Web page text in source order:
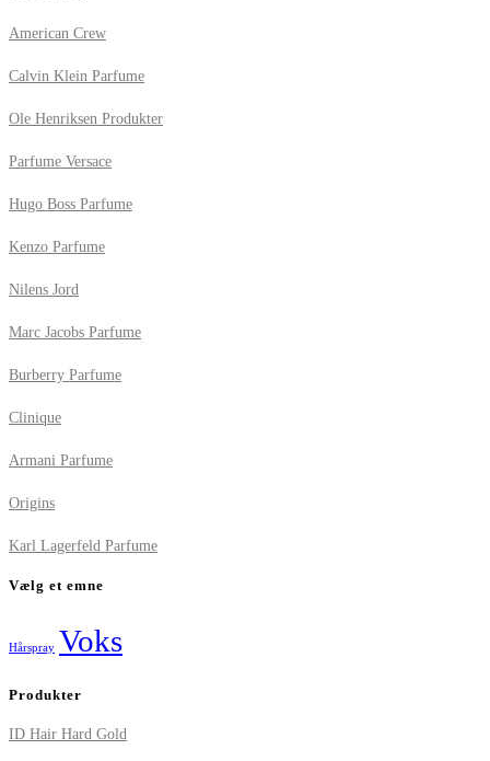
American Crew
Calvin Klein Parfume
Ole Henriksen Produkter
Parfume Versace
Hugo Boss Parfume
Kenzo Parfume
Nilens Jord
Marc Jacobs Parfume
Burberry Parfume
Clinique
Armani Parfume
Origins
Karl Lagerfeld Parfume
Vælg et emne
Hårspray Voks
Produkter
ID Hair Hard Gold